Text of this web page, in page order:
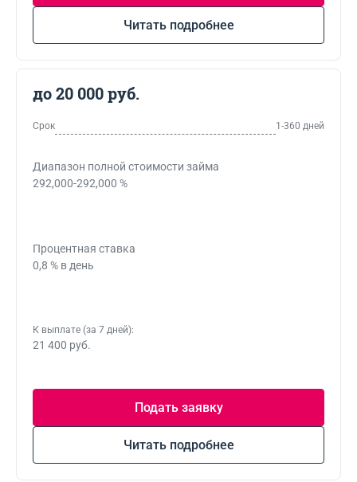
Читать подробнее
до 20 000 руб.
Срок 1-360 дней
Диапазон полной стоимости займа
292,000-292,000 %
Процентная ставка
0,8 % в день
К выплате (за 7 дней):
21 400 руб.
Подать заявку
Читать подробнее